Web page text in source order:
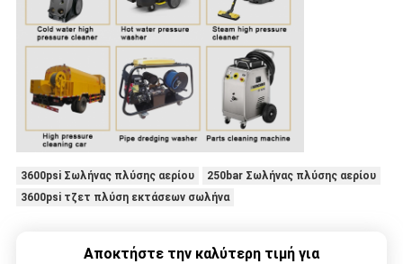
3600psi Σωλήνας πλύσης αερίου
250bar Σωλήνας πλύσης αερίου
3600psi τζετ πλύση εκτάσεων σωλήνα
Αποκτήστε την καλύτερη τιμή για